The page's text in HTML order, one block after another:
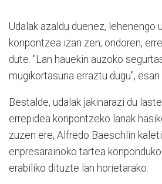
Udalak azaldu duenez, lehenengo
konpontzea izan zen; ondoren,
dute. "Lan hauekin auzoko
mugikortasuna erraztu dugu", esan
Bestalde, udalak jakinarazi du
errepidea konpontzeko lanak
zuzen ere, Alfredo Baeschlin
enpresarainoko tartea
erabiliko dituzte lan horietarako.